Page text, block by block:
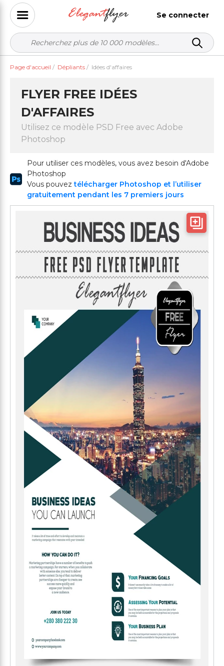
Se connecter
Page d'accueil / Dépliants / Idées d'affaires
FLYER FREE IDÉES
D'AFFAIRES
Utilisez ce modèle PSD Free avec Adobe
Photoshop
Pour utiliser ces modèles, vous avez besoin d'Adobe
Photoshop
Vous pouveztélécharger Photoshop et l’utiliser
gratuitement pendant les 7 premiers jours